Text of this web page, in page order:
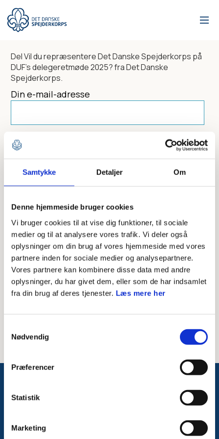
Samtykke Detaljer Om
Denne hjemmeside bruger cookies
Vi bruger cookies til at vise dig funktioner, til sociale
medier og til at analysere vores trafik. Vi deler også
oplysninger om din brug af vores hjemmeside med vores
partnere inden for sociale medier og analysepartnere.
Vores partnere kan kombinere disse data med andre
oplysninger, du har givet dem, eller som de har indsamlet
fra din brug af deres tjenester. Læs mere her
Nødvendig
Præferencer
Statistik
Marketing
hovedindhold
DelVil du repræsentere Det Danske Spejderkorps på
DUF's delegeretmøde 2025?fra Det Danske
Spejderkorps.
Din e-mail-adresse
Dit navn
Skriv modtagerens mailadresse
Besked til modtager